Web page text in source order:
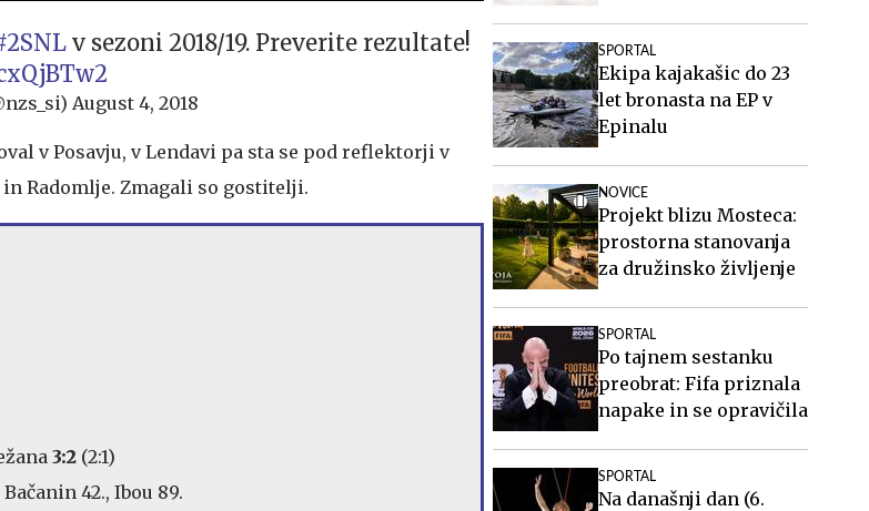
v sezoni 2018/19. Preverite rezultate!
August 4, 2018
v Posavju, v Lendavi pa sta se pod reflektorji v
Radomlje. Zmagali so gostitelji.
3:2 (2:1)
42., Ibou 89.
SPORTAL
Ekipa kajakašic do 23
let bronasta na EP v
Epinalu
NOVICE
Projekt blizu Mosteca:
prostorna stanovanja
za družinsko življenje
SPORTAL
Po tajnem sestanku
preobrat: Fifa priznala
napake in se opravičila
SPORTAL
Na današnji dan (6.